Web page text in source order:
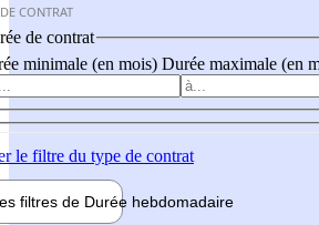
CONTRAT
de contrat
minimale (en mois) Durée maximale (en
le filtre du type de contrat
filtres de Durée hebdomadaire